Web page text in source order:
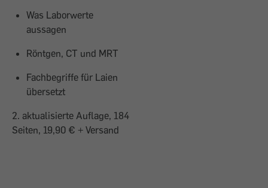
Was Laborwerte
aussagen
Röntgen, CT und MRT
Fachbegriffe für Laien
übersetzt
2. aktualisierte Auflage, 184
Seiten, 19,90 € + Versand